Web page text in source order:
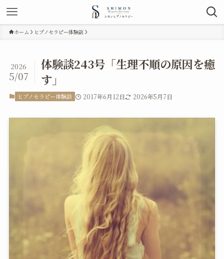
ホーム ヒプノセラピー体験談
体験談243号「生理不順の原因を癒
す」
2026
5/07
ヒプノセラピー体験談 2017年6月12日 2026年5月7日